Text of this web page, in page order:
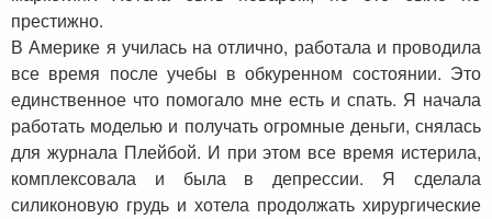
престижно.
В Америке я училась на отлично, работала и проводила
все время после учебы в обкуренном состоянии. Это
единственное что помогало мне есть и спать. Я начала
работать моделью и получать огромные деньги, снялась
для журнала Плейбой. И при этом все время истерила,
комплексовала и была в депрессии. Я сделала
силиконовую грудь и хотела продолжать хирургические